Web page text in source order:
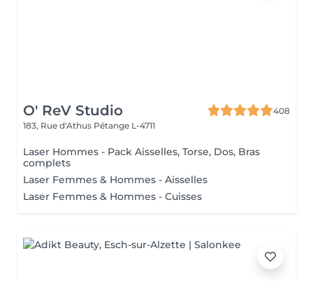
O' ReV Studio
408
183, Rue d'Athus Pétange L-4711
Laser Hommes - Pack Aisselles, Torse, Dos, Bras
complets
Laser Femmes & Hommes - Aisselles
Laser Femmes & Hommes - Cuisses